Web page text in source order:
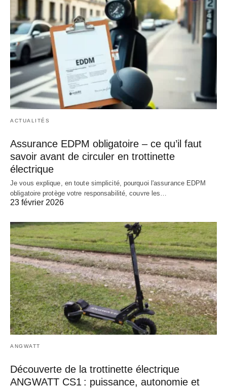
ACTUALITÉS
Assurance EDPM obligatoire – ce qu’il faut
savoir avant de circuler en trottinette
électrique
Je vous explique, en toute simplicité, pourquoi l'assurance EDPM
obligatoire protège votre responsabilité, couvre les…
23 février 2026
ANGWATT
Découverte de la trottinette électrique
ANGWATT CS1 : puissance, autonomie et